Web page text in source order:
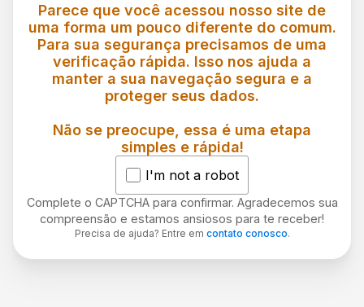
Parece que você acessou nosso site de
uma forma um pouco diferente do comum.
Para sua segurança precisamos de uma
verificação rápida. Isso nos ajuda a
manter a sua navegação segura e a
proteger seus dados.
Não se preocupe, essa é uma etapa
simples e rápida!
I'm not a robot
Complete o CAPTCHA para confirmar. Agradecemos sua
compreensão e estamos ansiosos para te receber!
Precisa de ajuda? Entre em contato conosco.